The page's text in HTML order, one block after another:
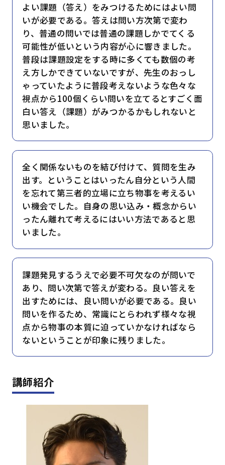
よい課題（答え）をみつけるためにはよい問
いが必要である。答えは問い方次第で変わ
り、普通の問いでは普通の課題しかでてくる
可能性が低いという内容が心に響きました。
普段は課題設定をする時に多くても数個の考
え方しかできていないですが、先生のおっし
ゃっていたように普段考えないような色々な
視点から100個くらい問いを立てるとすごく面
白い答え（課題）がみつかるかもしれないと
思いました。
全く関係ないものを結び付けて、質問を生み
出す。ということはいったん自分という人間
を忘れて第三者的立場に立ち物事を考えるい
い機会でした。自身の思い込み・概念からい
ったん離れて考えるにはいい方法であると思
いました。
課題発見するうえで必要不可欠なのが問いで
あり、問い次第で答えが変わる。良い答えを
出すためには、良い問いが必要である。良い
問いを作るため、常識にとらわれず様々な視
点から物事の本質に迫っていかなければなら
ないということが印象に残りました。
講師紹介